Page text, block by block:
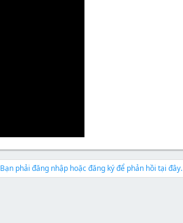
Bạn phải đăng nhập hoặc đăng ký để phản hồi tại đây.